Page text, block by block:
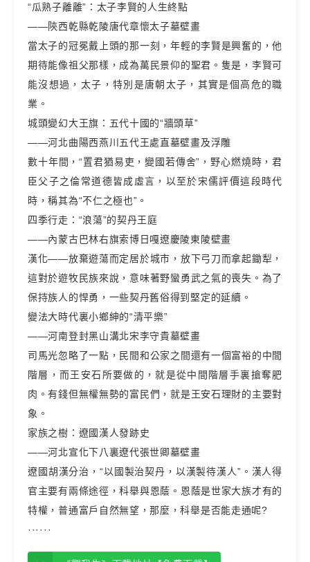
“瓜熟子離離”：太子李賢的人生終點
——陝西乾縣乾陵唐代章懷太子墓壁畫
當太子的冠冕戴上頭的那一刻，年輕的李賢是興奮的，他
期待能像祖父那樣，成為萬民景仰的聖君。隻是，李賢可
能沒想過，太子，特別是唐朝太子，其實是個高危的職
業。
城頭變幻大王旗：五代十國的“牆頭草”
——河北曲陽西燕川五代王處直墓壁畫及浮雕
數十年間，“置君猶易吏，變國若傳舍”，野心燃燒時，君
臣父子之倫常道德皆成虛言，以至於宋儒評價這段時代
時，稱其為“不仁之極也”。
四季行走：“浪蕩”的契丹王庭
——內蒙古巴林右旗索博日嘎遼慶陵東陵壁畫
漢化——放棄遊蕩而定居於城市，放下弓刀而拿起鋤犁，
這對於遊牧民族來說，意味著野蠻勇武之氣的喪失。為了
保持族人的悍勇，一些契丹舊俗得到堅定的延續。
變法大時代裏小鄉紳的“清平樂”
——河南登封黑山溝北宋李守貴墓壁畫
司馬光忽略了一點，民間和公家之間還有一個富裕的中間
階層，而王安石所要做的，就是從中間階層手裏搶奪肥
肉。有錢但無權無勢的富民們，就是王安石理財的主要對
象。
家族之樹：遼國漢人發跡史
——河北宣化下八裏遼代張世卿墓壁畫
遼國胡漢分治，“以國製治契丹，以漢製待漢人”。漢人得
官主要有兩條途徑，科舉與恩蔭。恩蔭是世家大族才有的
特權，普通富戶自然無望，那麼，科舉是否能走通呢?
······